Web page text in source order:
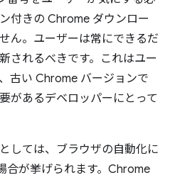
付きの Chrome ダウンロー
ん。ユーザーは常にできるだ
されるべきです。これはユー
古い Chrome バージョンで
があるデベロッパーにとって
しては、ブラウザの自動化に
合が挙げられます。Chrome